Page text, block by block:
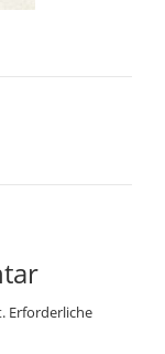
Erforderliche